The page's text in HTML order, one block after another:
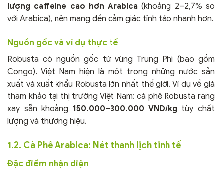
lượng caffeine cao hơn Arabica (khoảng 2–2,7% so
với Arabica), nên mang đến cảm giác tỉnh táo nhanh hơn.
Nguồn gốc và ví dụ thực tế
Robusta có nguồn gốc từ vùng Trung Phi (bao gồm
Congo). Việt Nam hiện là một trong những nước sản
xuất và xuất khẩu Robusta lớn nhất thế giới. Ví dụ về giá
tham khảo tại thị trường Việt Nam: cà phê Robusta rang
xay sẵn khoảng 150.000–300.000 VND/kg tùy chất
lượng và thương hiệu.
1.2. Cà Phê Arabica: Nét thanh lịch tinh tế
Đặc điểm nhận diện